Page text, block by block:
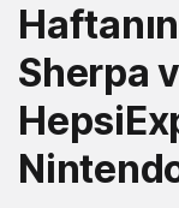
Sherpa